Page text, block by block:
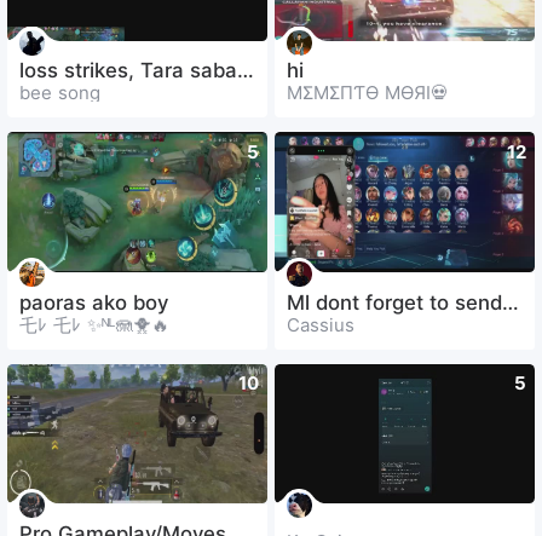
loss strikes, Tara sabay tayo.
bee song
hi
MΣMΣПƬӨ MӨЯI💀
5
paoras ako boy
乇ﾚ 乇ﾚ ✨ᴺᴸ🪼🐥🔥
12
Ml dont forget to send gifts
Cassius
10 5